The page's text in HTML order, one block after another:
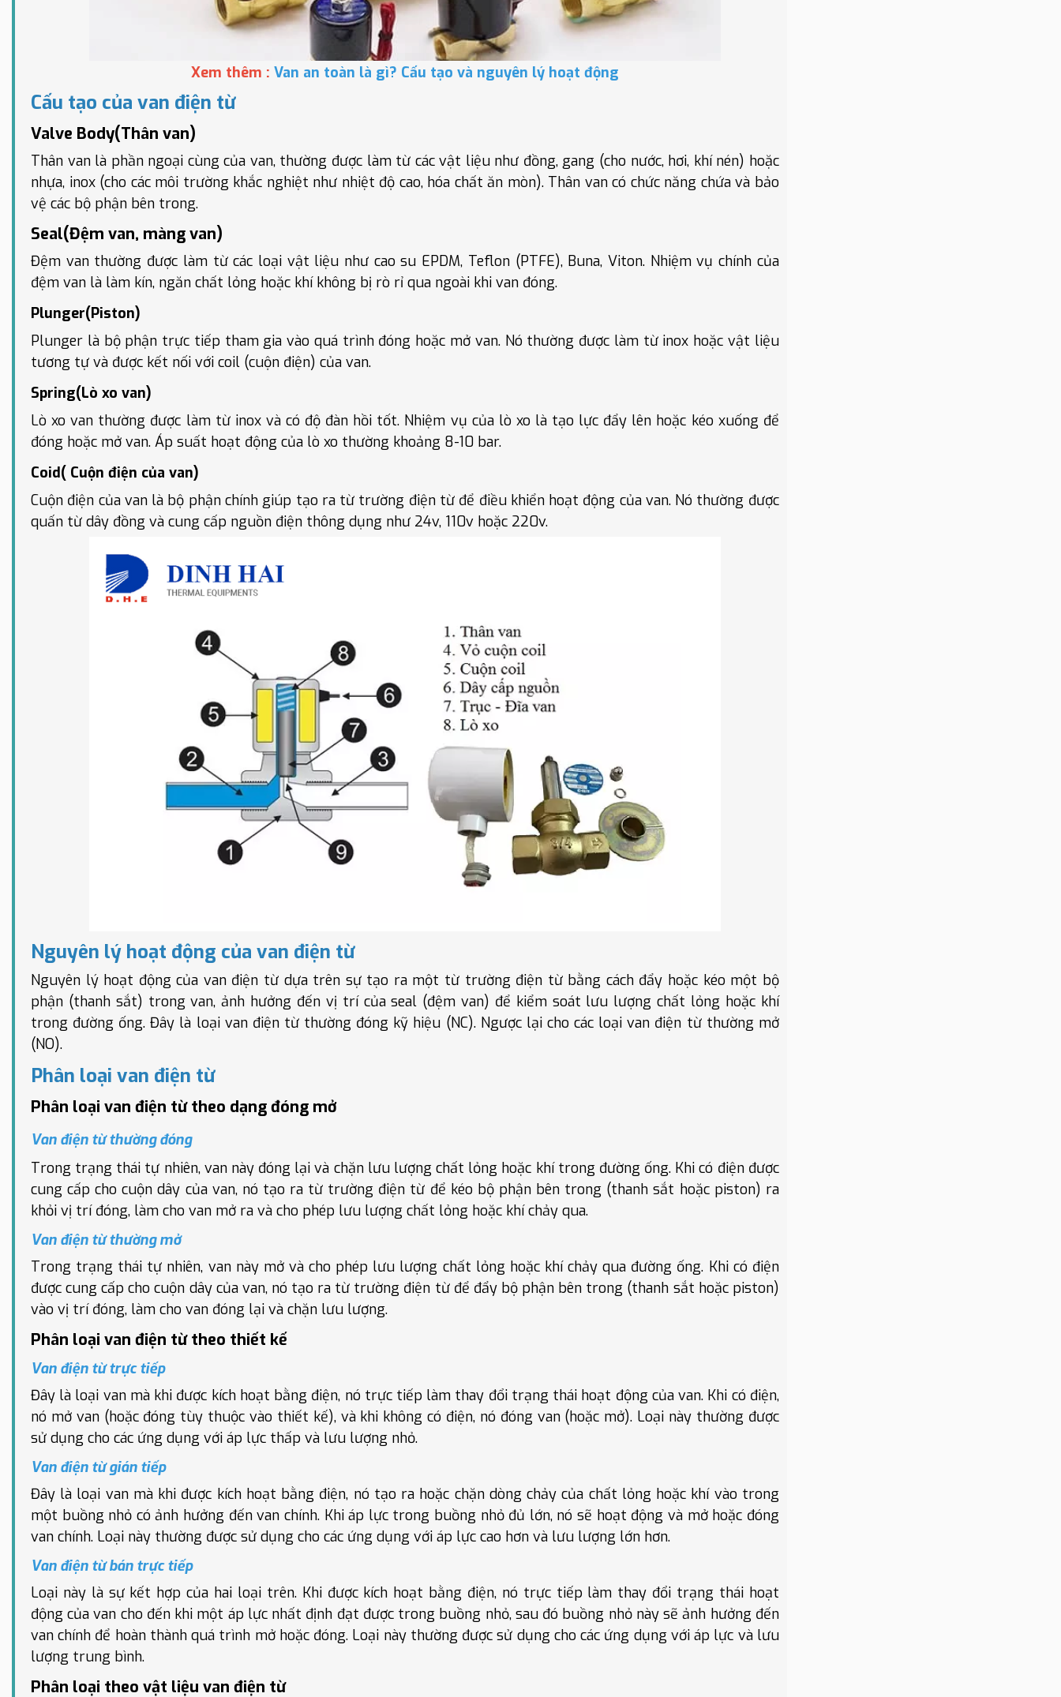
Xem thêm : Van an toàn là gì? Cấu tạo và nguyên lý hoạt động
Cấu tạo của van điện từ
Valve Body(Thân van)
Thân van là phần ngoại cùng của van, thường được làm từ các vật liệu như đồng, gang (cho nước, hơi, khí nén) hoặc
nhựa, inox (cho các môi trường khắc nghiệt như nhiệt độ cao, hóa chất ăn mòn). Thân van có chức năng chứa và bảo
vệ các bộ phận bên trong.
Seal(Đệm van, màng van)
Đệm van thường được làm từ các loại vật liệu như cao su EPDM, Teflon (PTFE), Buna, Viton. Nhiệm vụ chính của
đệm van là làm kín, ngăn chất lỏng hoặc khí không bị rò rỉ qua ngoài khi van đóng.
Plunger(Piston)
Plunger là bộ phận trực tiếp tham gia vào quá trình đóng hoặc mở van. Nó thường được làm từ inox hoặc vật liệu
tương tự và được kết nối với coil (cuộn điện) của van.
Spring(Lò xo van)
Lò xo van thường được làm từ inox và có độ đàn hồi tốt. Nhiệm vụ của lò xo là tạo lực đẩy lên hoặc kéo xuống để
đóng hoặc mở van. Áp suất hoạt động của lò xo thường khoảng 8-10 bar.
Coid( Cuộn điện của van)
Cuộn điện của van là bộ phận chính giúp tạo ra từ trường điện từ để điều khiển hoạt động của van. Nó thường được
quấn từ dây đồng và cung cấp nguồn điện thông dụng như 24v, 110v hoặc 220v.
Nguyên lý hoạt động của van điện từ
Nguyên lý hoạt động của van điện từ dựa trên sự tạo ra một từ trường điện từ bằng cách đẩy hoặc kéo một bộ
phận (thanh sắt) trong van, ảnh hưởng đến vị trí của seal (đệm van) để kiểm soát lưu lượng chất lỏng hoặc khí
trong đường ống. Đây là loại van điện từ thường đóng kỹ hiệu (NC). Ngược lại cho các loại van điện từ thường mở
(NO).
Phân loại van điện từ
Phân loại van điện từ theo dạng đóng mở
Van điện từ thường đóng
Trong trạng thái tự nhiên, van này đóng lại và chặn lưu lượng chất lỏng hoặc khí trong đường ống. Khi có điện được
cung cấp cho cuộn dây của van, nó tạo ra từ trường điện từ để kéo bộ phận bên trong (thanh sắt hoặc piston) ra
khỏi vị trí đóng, làm cho van mở ra và cho phép lưu lượng chất lỏng hoặc khí chảy qua.
Van điện từ thường mở
Trong trạng thái tự nhiên, van này mở và cho phép lưu lượng chất lỏng hoặc khí chảy qua đường ống. Khi có điện
được cung cấp cho cuộn dây của van, nó tạo ra từ trường điện từ để đẩy bộ phận bên trong (thanh sắt hoặc piston)
vào vị trí đóng, làm cho van đóng lại và chặn lưu lượng.
Phân loại van điện từ theo thiết kế
Van điện từ trực tiếp
Đây là loại van mà khi được kích hoạt bằng điện, nó trực tiếp làm thay đổi trạng thái hoạt động của van. Khi có điện,
nó mở van (hoặc đóng tùy thuộc vào thiết kế), và khi không có điện, nó đóng van (hoặc mở). Loại này thường được
sử dụng cho các ứng dụng với áp lực thấp và lưu lượng nhỏ.
Van điện từ gián tiếp
Đây là loại van mà khi được kích hoạt bằng điện, nó tạo ra hoặc chặn dòng chảy của chất lỏng hoặc khí vào trong
một buồng nhỏ có ảnh hưởng đến van chính. Khi áp lực trong buồng nhỏ đủ lớn, nó sẽ hoạt động và mở hoặc đóng
van chính. Loại này thường được sử dụng cho các ứng dụng với áp lực cao hơn và lưu lượng lớn hơn.
Van điện từ bán trực tiếp
Loại này là sự kết hợp của hai loại trên. Khi được kích hoạt bằng điện, nó trực tiếp làm thay đổi trạng thái hoạt
động của van cho đến khi một áp lực nhất định đạt được trong buồng nhỏ, sau đó buồng nhỏ này sẽ ảnh hưởng đến
van chính để hoàn thành quá trình mở hoặc đóng. Loại này thường được sử dụng cho các ứng dụng với áp lực và lưu
lượng trung bình.
Phân loại theo vật liệu van điện từ